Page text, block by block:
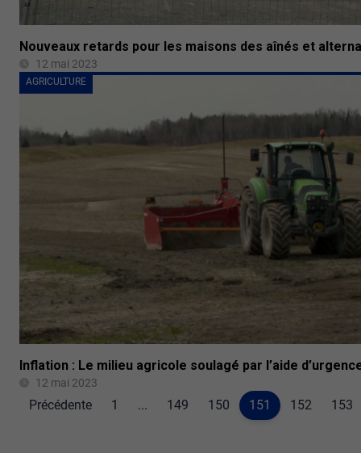
Nouveaux retards pour les maisons des aînés et
12 mai 2023
AGRICULTURE
Inflation : Le milieu agricole soulagé par l’aide
12 mai 2023
Précédente 1 ... 149 150 151 152 153